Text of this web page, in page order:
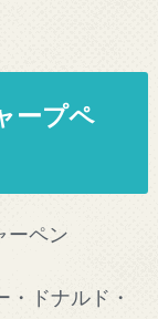
ープペ
ドナルド・